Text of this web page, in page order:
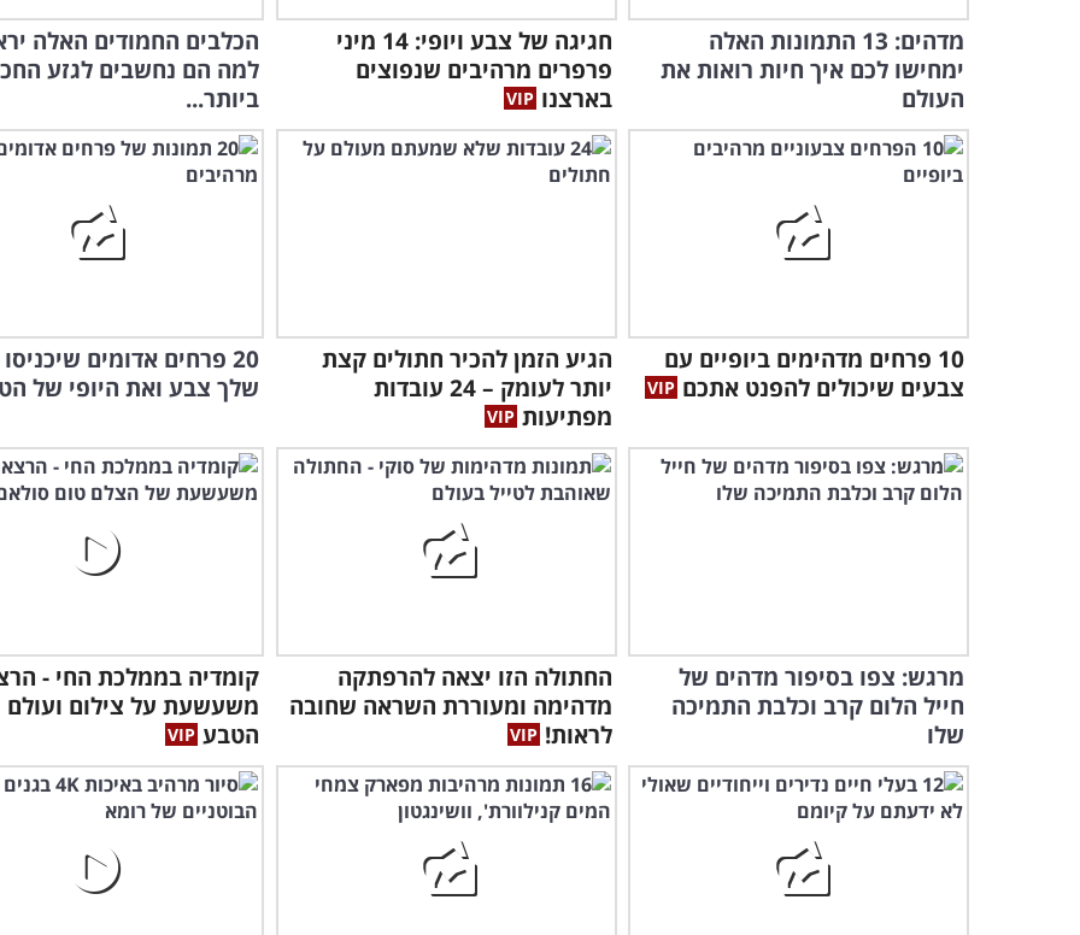
מדהים: 13 התמונות האלה
ימחישו לכם איך חיות רואות את
העולם
חגיגה של צבע ויופי: 14 מיני
פרפרים מרהיבים שנפוצים
בארצנו
הכלבים החמודים האלה
למה הם נחשבים לגזע
ביותר...
10 פרחים מדהימים ביופיים עם
צבעים שיכולים להפנט אתכם
הגיע הזמן להכיר חתולים קצת
יותר לעומק – 24 עובדות
מפתיעות
20 פרחים אדומים
שלך צבע ואת היופי של
מרגש: צפו בסיפור מדהים של
חייל הלום קרב וכלבת התמיכה
שלו
החתולה הזו יצאה להרפתקה
מדהימה ומעוררת השראה שחובה
לראות!
קומדיה בממלכת החי -
משעשעת על צילום ועולם
הטבע